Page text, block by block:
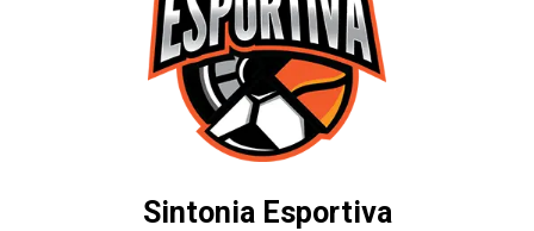
Sintonia Esportiva